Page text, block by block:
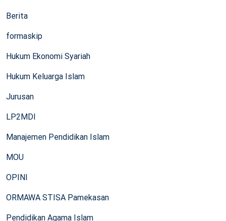
Berita
formaskip
Hukum Ekonomi Syariah
Hukum Keluarga Islam
Jurusan
LP2MDI
Manajemen Pendidikan Islam
MOU
OPINI
ORMAWA STISA Pamekasan
Pendidikan Agama Islam